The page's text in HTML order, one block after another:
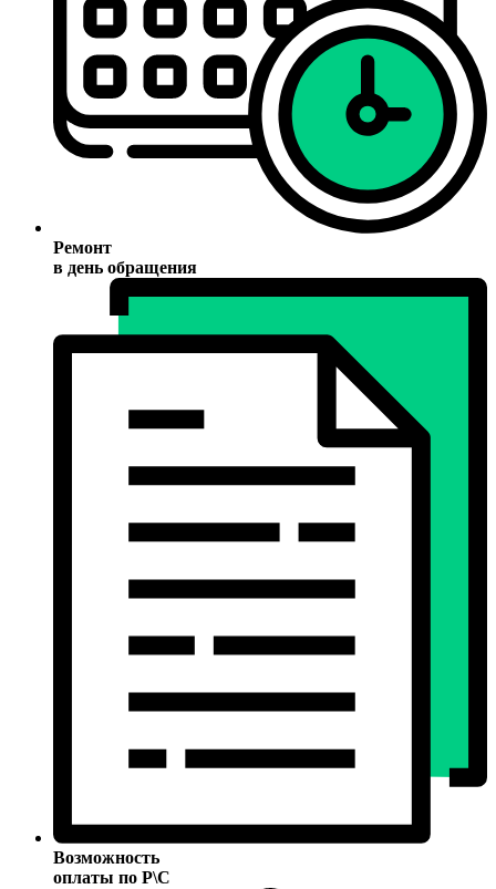
Ремонт
в день обращения
Возможность
оплаты по Р\С